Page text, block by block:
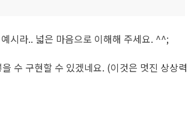
시라.. 넓은 마음으로 이해해 주세요. ^^;
수 구현할 수 있겠네요. (이것은 멋진 상상력